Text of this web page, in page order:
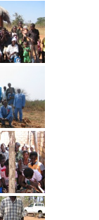
BR. JERZY
ZADWÓRNY SJ